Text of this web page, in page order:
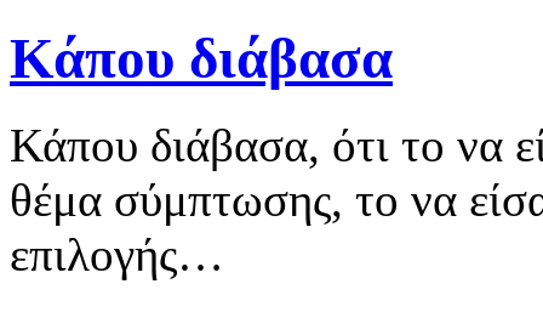
Κάπου διάβασα
Κάπου διάβασα, ότι το να
θέμα σύμπτωσης, το να
επιλογής…